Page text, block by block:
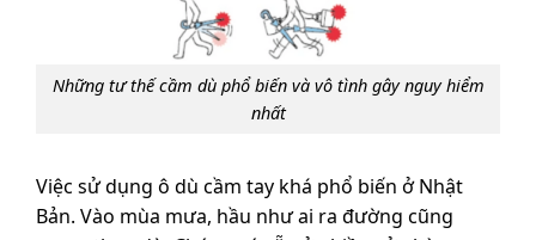
Những tư thế cầm dù phổ biến và vô tình gây nguy hiểm
nhất
Việc sử dụng ô dù cầm tay khá phổ biến ở Nhật
Bản. Vào mùa mưa, hầu như ai ra đường cũng